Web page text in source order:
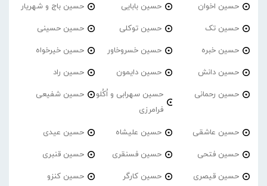
حسین اخوان حسین بابایی حسین باج و شهریار
حسین تک حسین توکلی حسین حسینی
حسین خبره حسین خسروخاور حسین خیرخواه
حسین دانش حسین دایمون حسین راد
حسین رحمانی
حسین سهرابی و اُکُلو
فرامرزی
حسین شفیعی
حسین عاشقی حسین علیشاه حسین عیدی
حسین فتحی حسین فسنقری حسین قنبری
حسین قیصری حسین کارگر حسین کنزو